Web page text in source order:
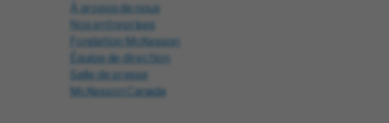
À propos de nous
Nos entreprises
Fondation McKesson
Équipe de direction
Salle de presse
McKesson Canada